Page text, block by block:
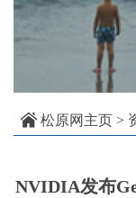
松原网主页 >
NVIDIA发布